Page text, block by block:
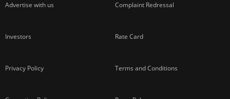
Advertise with us Complaint Redressal
Investors Rate Card
Privacy Policy Terms and Conditions